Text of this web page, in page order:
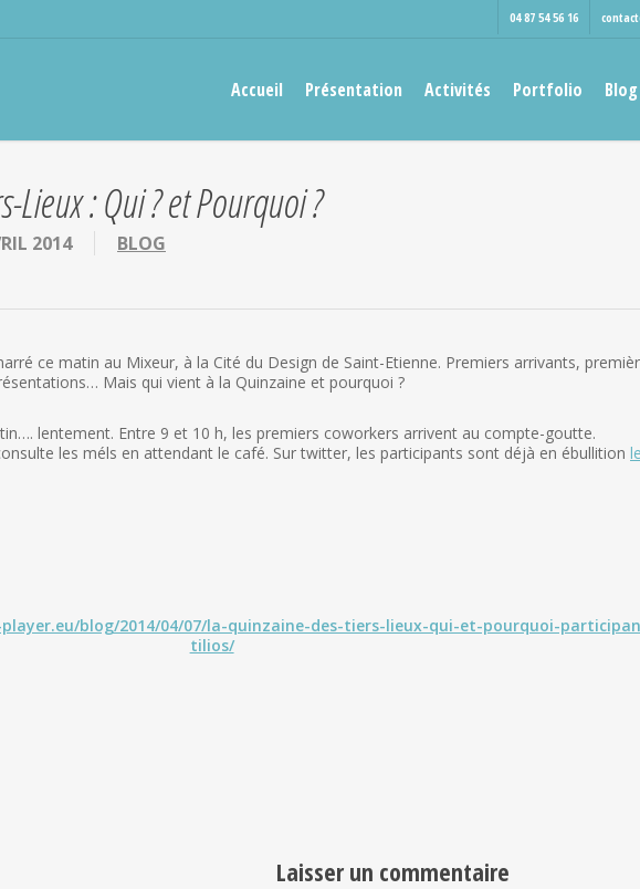
04 87 54 56 16
Accueil Présentation Activités Portfolio Blog
Lieux : Qui ? et Pourquoi ?
2014 BLOG
ce matin au Mixeur, à la Cité du Design de Saint-Etienne. Premiers arrivants,
Mais qui vient à la Quinzaine et pourquoi ?
lentement. Entre 9 et 10 h, les premiers coworkers arrivent au compte-goutte.
les méls en attendant le café. Sur twitter, les participants sont déjà en ébullition
blog/2014/04/07/la-quinzaine-des-tiers-lieux-qui-et-pourquoi-
tilios/
Laisser un commentaire